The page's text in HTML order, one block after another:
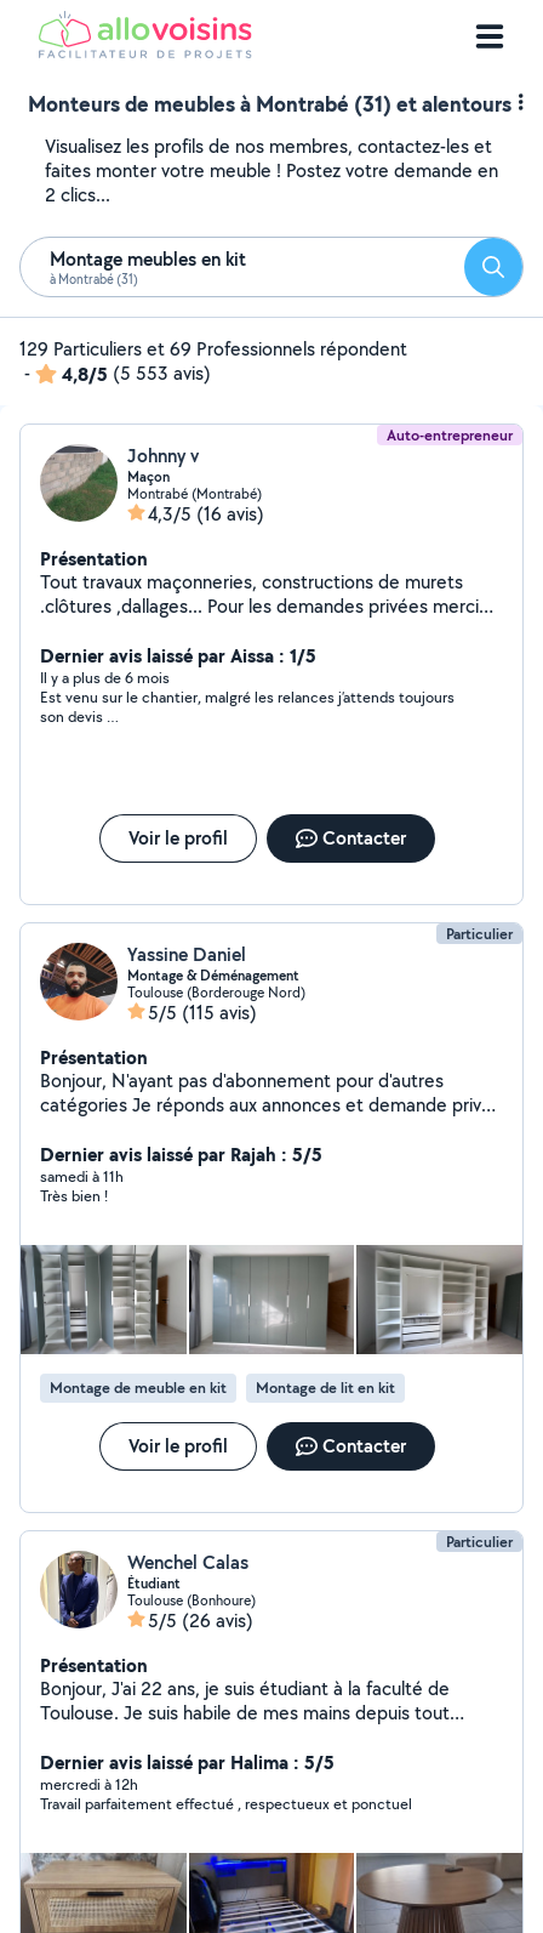
Monteurs de meubles à Montrabé (31) et alentours
Visualisez les profils de nos membres, contactez-les et
faites monter votre meuble ! Postez votre demande en
2 clics...
Montage meubles en kit
à Montrabé (31)
129 Particuliers et 69 Professionnels répondent
-
4,8/5 (5 553 avis)
Auto-entrepreneur
Johnny v
Maçon
Montrabé (Montrabé)
4,3/5 (16 avis)
Présentation
Tout travaux maçonneries, constructions de murets
.clôtures ,dallages... Pour les demandes privées merci
répondre.
Dernier avis laissé par Aissa : 1/5
Il y a plus de 6 mois
Est venu sur le chantier, malgré les relances j’attends toujours
son devis …
Voir le profil Contacter
Particulier
Yassine Daniel
Montage & Déménagement
Toulouse (Borderouge Nord)
5/5 (115 avis)
Présentation
Bonjour, N'ayant pas d'abonnement pour d'autres
catégories Je réponds aux annonces et demande privée
manutention et montage de meuble Ayant une solide
expérience en déménagement, je vous propose mes
services. Je suis également expérimenté dans le
des dressings. Je dispose du matériel nécessaire.
Minutieux, compétent et ponctuel. Je serais ravi de
pouvoir vous apporter mon aide.
Dernier avis laissé par Rajah : 5/5
samedi à 11h
Très bien !
Montage de meuble en kit Montage de lit en kit
Voir le profil Contacter
Particulier
Wenchel Calas
Étudiant
Toulouse (Bonhoure)
5/5 (26 avis)
Présentation
Bonjour, J'ai 22 ans, je suis étudiant à la faculté de
Toulouse. Je suis habile de mes mains depuis tout
montage de meuble en kit, n'hésitez pas à me
Dernier avis laissé par Halima : 5/5
mercredi à 12h
Travail parfaitement effectué , respectueux et ponctuel